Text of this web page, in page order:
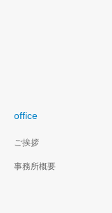
office
ご挨拶
事務所概要